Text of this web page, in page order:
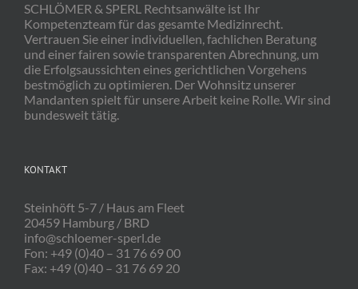
SCHLÖMER & SPERL Rechtsanwälte ist Ihr
Kompetenzteam für das gesamte Medizinrecht.
Vertrauen Sie einer individuellen, fachlichen Beratung
und einer fairen sowie transparenten Abrechnung, um
die Erfolgsaussichten eines gerichtlichen Vorgehens
bestmöglich zu optimieren. Der Wohnsitz unserer
Mandanten spielt für unsere Arbeit keine Rolle. Wir sind
bundesweit tätig.
KONTAKT
Steinhöft 5-7 / Haus am Fleet
20459 Hamburg / BRD
info@schloemer-sperl.de
Fon: +49 (0)40 – 31 76 69 00
Fax: +49 (0)40 – 31 76 69 20